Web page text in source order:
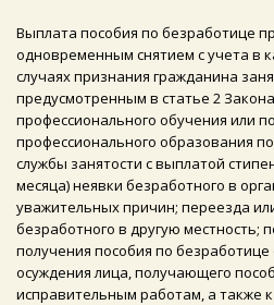
Выплата пособия по безработице
одновременным снятием с учета в
случаях признания гражданина
предусмотренным в статье 2
профессионального обучения или
профессионального образования
службы занятости с выплатой
месяца) неявки безработного в
уважительных причин; переезда
безработного в другую местность;
получения пособия по
осуждения лица, получающего
исправительным работам, а также